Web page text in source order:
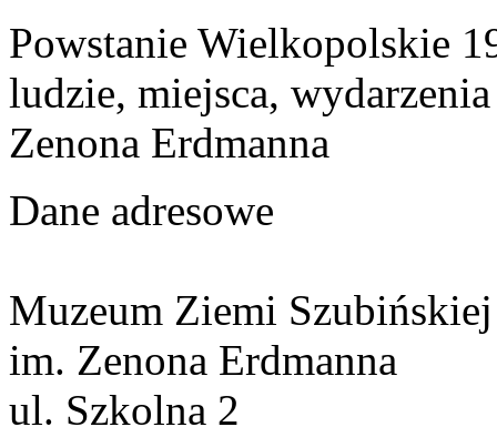
Powstanie Wielkopolskie
ludzie, miejsca,
Zenona Erdmanna
Dane adresowe
Muzeum Ziemi Szubińskiej
im. Zenona Erdmanna
ul. Szkolna 2